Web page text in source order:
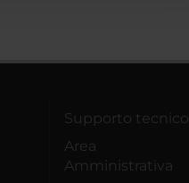
Supporto tecnico
Area
Amministrativa